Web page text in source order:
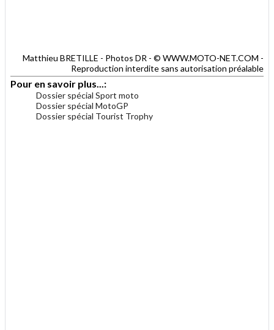
Matthieu BRETILLE - Photos DR - © WWW.MOTO-NET.COM -
Reproduction interdite sans autorisation préalable
Pour en savoir plus...:
Dossier spécial Sport moto
Dossier spécial MotoGP
Dossier spécial Tourist Trophy